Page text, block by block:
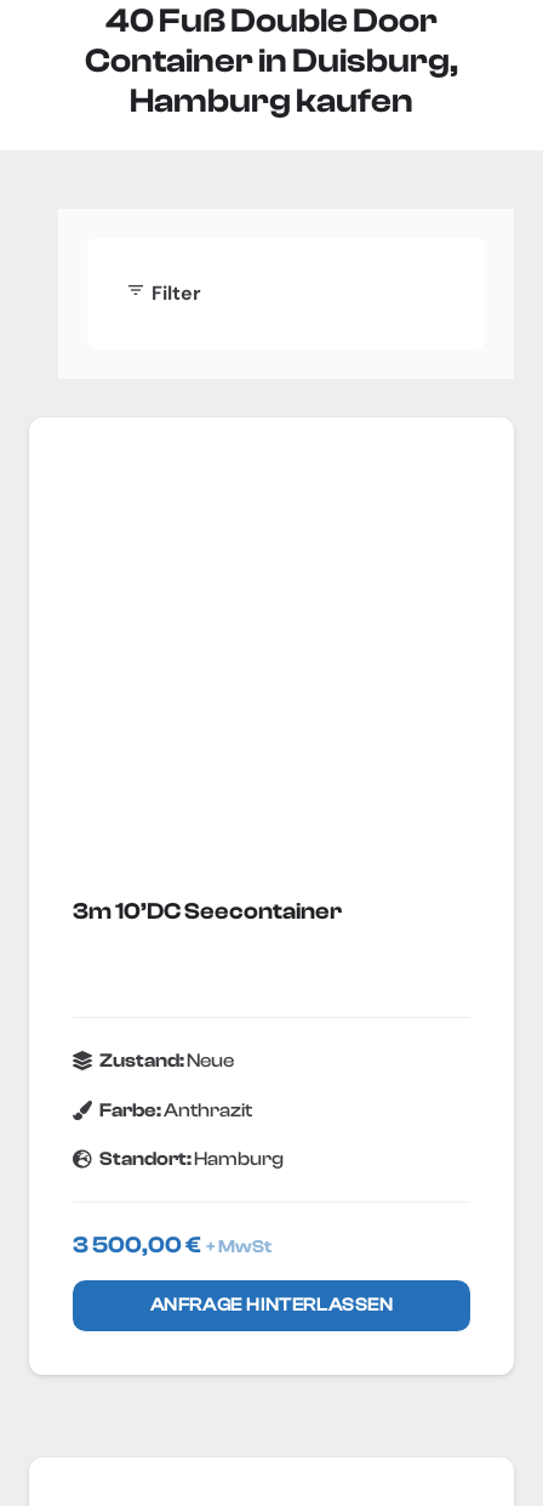
40 Fuß Double Door
Container in Duisburg,
Hamburg kaufen
filter_list Filter
3m 10’DC Seecontainer
Zustand:Neue
Farbe:Anthrazit
Standort:Hamburg
3 500,00€ + MwSt
ANFRAGE HINTERLASSEN